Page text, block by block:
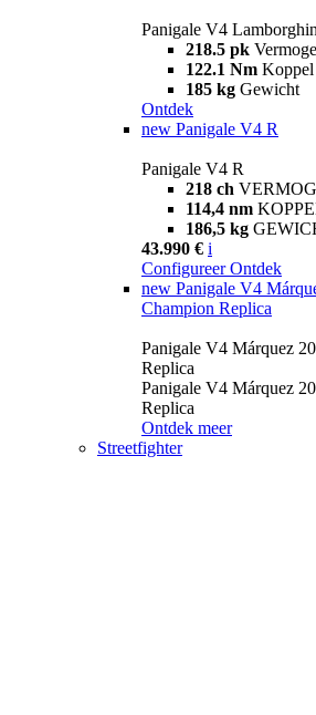
Panigale V4
218.5 pk
122.1 Nm Koppel
185 kg Gewicht
Ontdek
new Panigale V4 R
Panigale V4 R
218 ch
114,4 nm
186,5 kg
43.990 € i
Configureer Ontdek
new Panigale V4
Champion Replica
Panigale V4 Márquez
Replica
Panigale V4 Márquez
Replica
Ontdek meer
Streetfighter